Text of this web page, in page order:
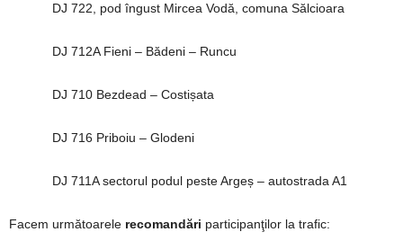
DJ 722, pod îngust Mircea Vodă, comuna Sălcioara
DJ 712A Fieni – Bădeni – Runcu
DJ 710 Bezdead – Costișata
DJ 716 Priboiu – Glodeni
DJ 711A sectorul podul peste Argeș – autostrada A1
Facem următoarele recomandări participanţilor la trafic: